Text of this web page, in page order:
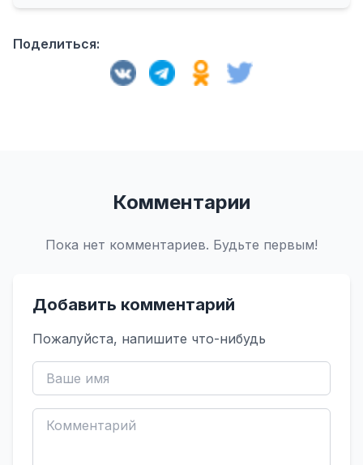
Поделиться:
Комментарии
Пока нет комментариев. Будьте первым!
Добавить комментарий
Пожалуйста, напишите что-нибудь